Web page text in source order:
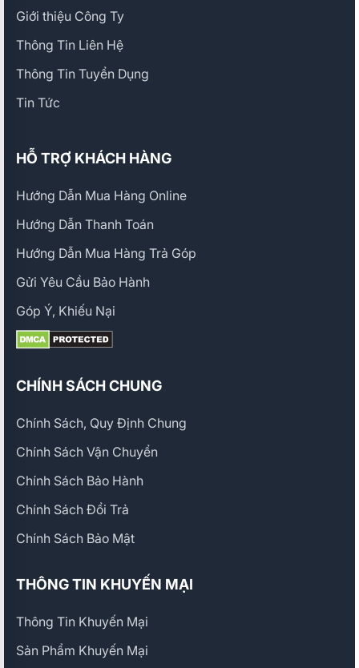
Giới thiệu Công Ty
Thông Tin Liên Hệ
Thông Tin Tuyển Dụng
Tin Tức
HỖ TRỢ KHÁCH HÀNG
Hướng Dẫn Mua Hàng Online
Hướng Dẫn Thanh Toán
Hướng Dẫn Mua Hàng Trả Góp
Gửi Yêu Cầu Bảo Hành
Góp Ý, Khiếu Nại
CHÍNH SÁCH CHUNG
Chính Sách, Quy Định Chung
Chính Sách Vận Chuyển
Chính Sách Bảo Hành
Chính Sách Đổi Trả
Chính Sách Bảo Mật
THÔNG TIN KHUYẾN MẠI
Thông Tin Khuyến Mại
Sản Phẩm Khuyến Mại